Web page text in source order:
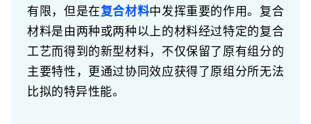
有限，但是在复合材料中发挥重要的作用。复合
材料是由两种或两种以上的材料经过特定的复合
工艺而得到的新型材料，不仅保留了原有组分的
主要特性，更通过协同效应获得了原组分所无法
比拟的特异性能。